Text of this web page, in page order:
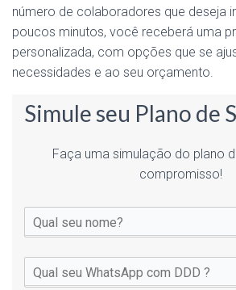
número de colaboradores que deseja
poucos minutos, você receberá uma
personalizada, com opções que se
necessidades e ao seu orçamento.
Simule seu Plano de
Faça uma simulação do plano
compromisso!